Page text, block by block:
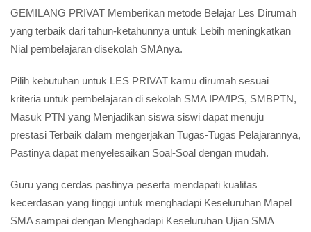
GEMILANG PRIVAT Memberikan metode Belajar Les Dirumah
yang terbaik dari tahun-ketahunnya untuk Lebih meningkatkan
Nial pembelajaran disekolah SMAnya.
Pilih kebutuhan untuk LES PRIVAT kamu dirumah sesuai
kriteria untuk pembelajaran di sekolah SMA IPA/IPS, SMBPTN,
Masuk PTN yang Menjadikan siswa siswi dapat menuju
prestasi Terbaik dalam mengerjakan Tugas-Tugas Pelajarannya,
Pastinya dapat menyelesaikan Soal-Soal dengan mudah.
Guru yang cerdas pastinya peserta mendapati kualitas
kecerdasan yang tinggi untuk menghadapi Keseluruhan Mapel
SMA sampai dengan Menghadapi Keseluruhan Ujian SMA